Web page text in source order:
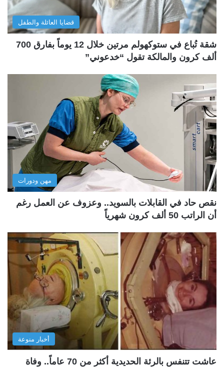
قضايا العائلة والطفل
شقة تُباع في ستوكهولم مرتين خلال 12 يوماً بفارق 700
ألف كرون والمالكة تقول “خدعوني”
مهن ودورات
نقص حاد في القابلات بالسويد.. وعزوف عن العمل رغم
أن الراتب 50 ألف كرون شهرياً
أخبار منوعة
عاشت تتنفس بالرئة الحديدية أكثر من 70 عاماً.. وفاة